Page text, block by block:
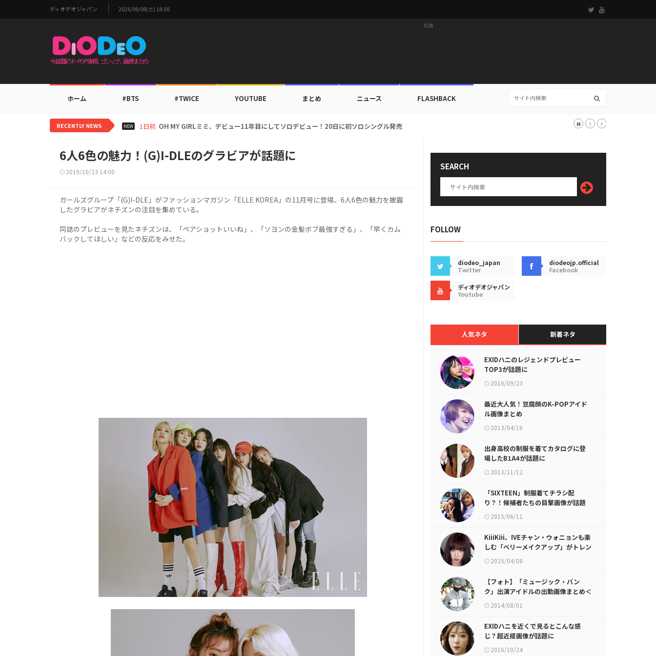
ディオデオジャパン 2026/08/08(土) 18:38
広告
ホーム #BTS #TWICE YOUTUBE まとめ ニュース FLASHBACK
RECENTLY NEWS NEW 1日前 BTS V、ワールドカップ出入証を公開…証明写真でも完璧なビジュアル！
6人6色の魅力！(G)I-DLEのグラビアが話題に
2019/10/23 14:00
ガールズグループ「(G)I-DLE」がファッションマガジン「ELLE KOREA」の11月号に登場、6人6色の魅力を披露
したグラビアがネチズンの注目を集めている。
同誌のプレビューを見たネチズンは、「ペアショットいいね」、「ソヨンの金髪ボブ最強すぎる」、「早くカム
バックしてほしい」などの反応をみせた。
SEARCH
FOLLOW
diodeo_japan
Twitter
diodeojp.official
Facebook
ディオデオジャパン
Youtube
人気ネタ 新着ネタ
EXIDハニのレジェンドプレビュー
TOP3が話題に
2016/09/23
最近大人気！豆腐顔のK-POPアイド
ル画像まとめ
2013/04/16
出身高校の制服を着てカタログに登
場したB1A4が話題に
2013/11/12
「SIXTEEN」制服着てチラシ配
り？！候補者たちの目撃画像が話題
に 2015/06/11
KiiiKiii、IVEチャン・ウォニョンも楽
しむ「ベリーメイクアップ」がトレン
ド？爽やかな魅力無限発散の2025
S/Sシーズン「ベリーメイクアッ
2025/04/08
【フォト】「ミュージック・バン
ク」出演アイドルの出勤画像まとめ＜
1＞2014/08/01
EXIDハニを近くで見るとこんな感
じ？超近接画像が話題に
2016/10/24